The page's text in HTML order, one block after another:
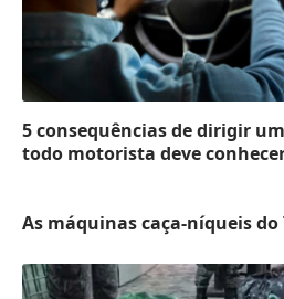
5 consequências de dirigir
todo motorista deve
As máquinas caça-níqueis do